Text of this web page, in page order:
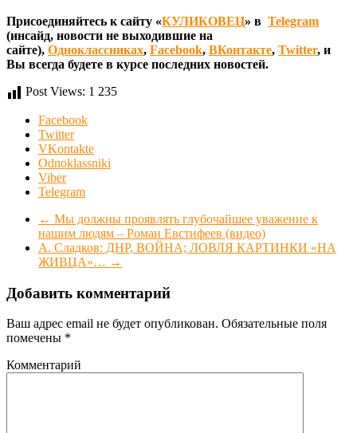
Присоединяйтесь к сайту «КУЛИКОВЕЦ» в Telegram
(инсайд, новости не выходившие на
сайте), Одноклассниках, Facebook, ВКонтакте, Twitter, и
Вы всегда будете в курсе последних новостей.
Post Views: 1 235
Facebook
Twitter
VKontakte
Odnoklassniki
Viber
Telegram
← Мы должны проявлять глубочайшее уважение к
нашим людям – Роман Евстифеев (видео)
А. Сладков: ДНР, ВОЙНА; ЛОВЛЯ КАРТИНКИ «НА
ЖИВЦА»… →
Добавить комментарий
Ваш адрес email не будет опубликован. Обязательные поля
помечены *
Комментарий